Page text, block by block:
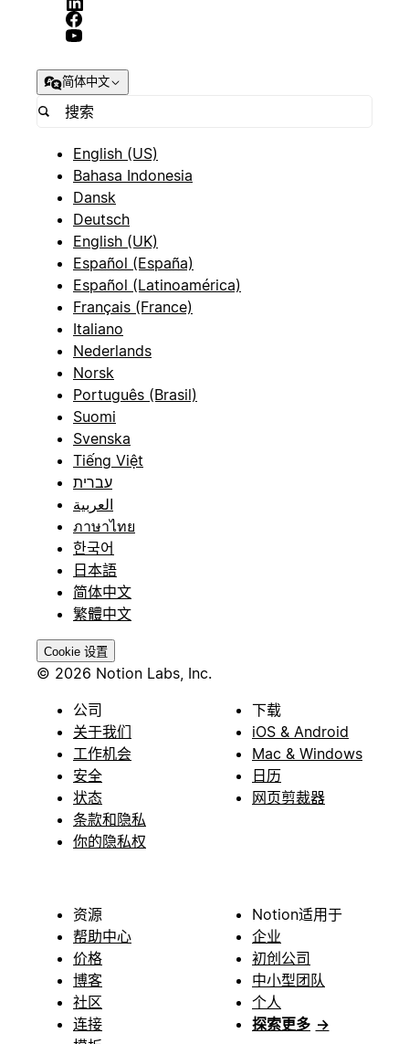
简体中文
English (US)
Bahasa Indonesia
Dansk
Deutsch
English (UK)
Español (España)
Español (Latinoamérica)
Français (France)
Italiano
Nederlands
Norsk
Português (Brasil)
Suomi
Svenska
Tiếng Việt
עברית
العربية
ภาษาไทย
한국어
日本語
简体中文
繁體中文
Cookie 设置
© 2026 Notion Labs, Inc.
公司
关于我们
工作机会
安全
状态
条款和隐私
你的隐私权
下载
iOS & Android
Mac & Windows
日历
网页剪裁器
资源
帮助中心
价格
博客
社区
连接
Notion适用于
企业
初创公司
中小型团队
个人
探索更多 →